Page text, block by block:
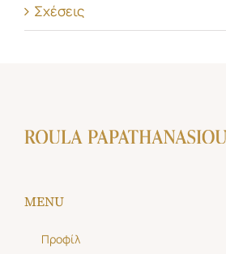
Σχέσεις
MENU
Προφίλ